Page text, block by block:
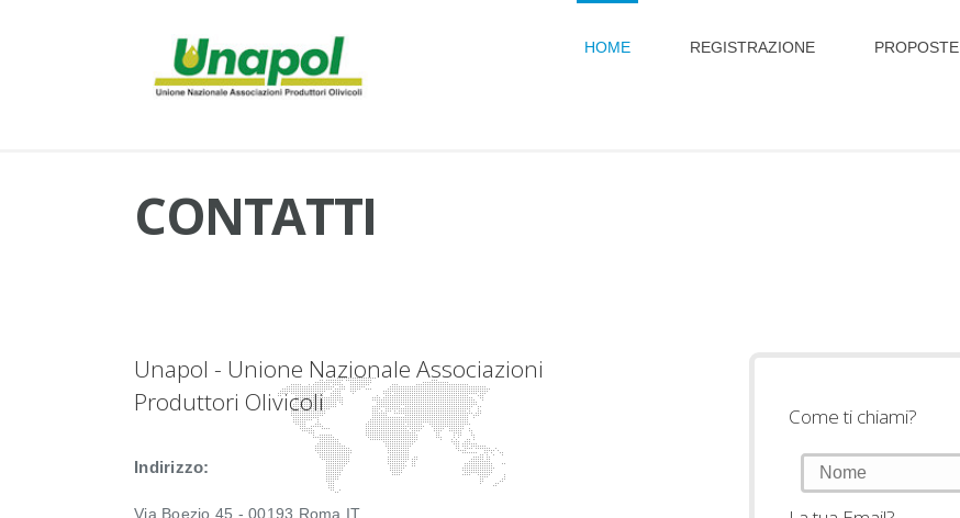
HOME REGISTRAZIONE PROPOSTE
CONTATTI
Unapol - Unione Nazionale Associazioni
Produttori Olivicoli
Indirizzo:
Via Boezio 45 - 00193 Roma IT
Come ti chiami?